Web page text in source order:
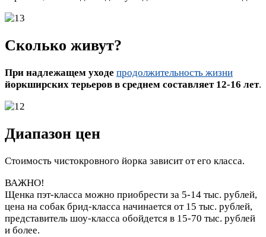
Сколько живут?
При надлежащем уходе продолжительность жизни
йоркширских терьеров в среднем составляет 12-16 лет.
Диапазон цен
Стоимость чистокровного йорка зависит от его класса.
ВАЖНО!
Щенка пэт-класса можно приобрести за 5-14 тыс. рублей,
цена на собак брид-класса начинается от 15 тыс. рублей,
представитель шоу-класса обойдется в 15-70 тыс. рублей
и более.